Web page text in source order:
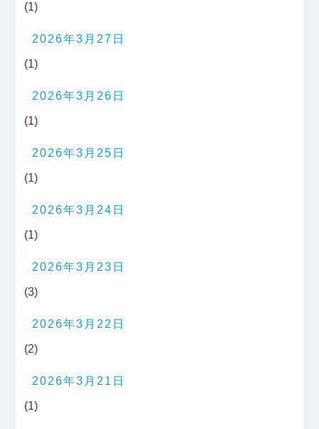
(1)
2026年3月27日
(1)
2026年3月26日
(1)
2026年3月25日
(1)
2026年3月24日
(1)
2026年3月23日
(3)
2026年3月22日
(2)
2026年3月21日
(1)